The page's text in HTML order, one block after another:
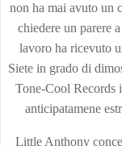
non ha mai avuto un
chiedere un parere
lavoro ha ricevuto
Siete in grado di
Tone-Cool Records
anticipatamene
Little Anthony